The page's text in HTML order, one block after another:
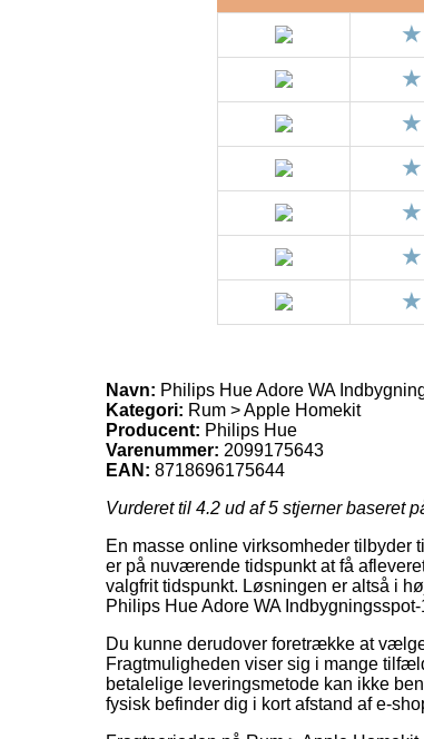
Navn: Philips Hue Adore WA
Kategori: Rum > Apple Homekit
Producent: Philips Hue
Varenummer: 2099175643
EAN: 8718696175644
Vurderet til 4.2 ud af 5 stjerner baseret
En masse online virksomheder tilbyder
er på nuværende tidspunkt at få
valgfrit tidspunkt. Løsningen er altså i
Philips Hue Adore WA Indbygningsspot-
Du kunne derudover foretrække at
Fragtmuligheden viser sig i mange
betalelige leveringsmetode kan ikke
fysisk befinder dig i kort afstand af e-